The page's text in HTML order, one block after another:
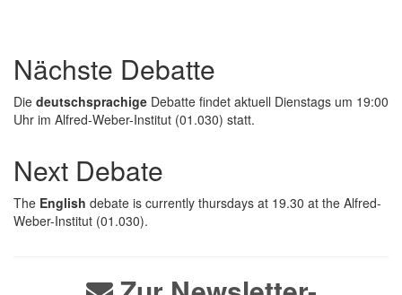
Nächste Debatte
Die deutschsprachige Debatte findet aktuell Dienstags um 19:00
Uhr im Alfred-Weber-Institut (01.030) statt.
Next Debate
The English debate is currently thursdays at 19.30 at the Alfred-
Weber-Institut (01.030).